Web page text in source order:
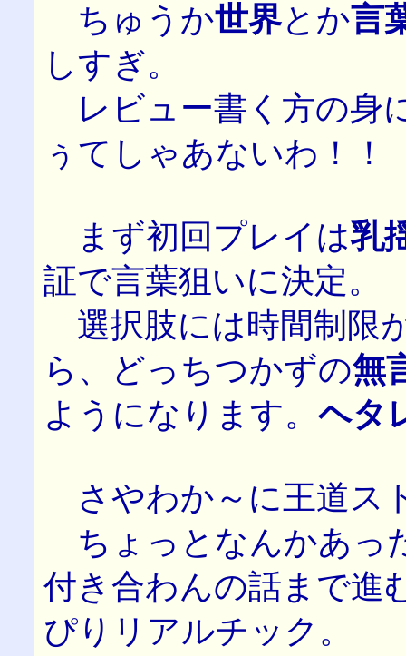
ちゅうか世界とか言
しすぎ。
レビュー書く方の身
ぅてしゃあないわ！！
まず初回プレイは乳
証で言葉狙いに決定。
選択肢には時間制限
ら、どっちつかずの無
ようになります。 ヘタ
さやわか～に王道ス
ちょっとなんかあっ
付き合わんの話まで進
ぴりリアルチック。